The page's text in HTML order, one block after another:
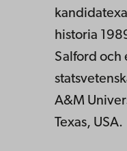
historia
Salford och
A&M
Texas, USA.